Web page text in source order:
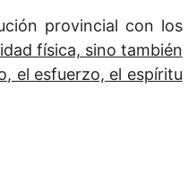
provincial con los
física, sino también
el esfuerzo, el espíritu